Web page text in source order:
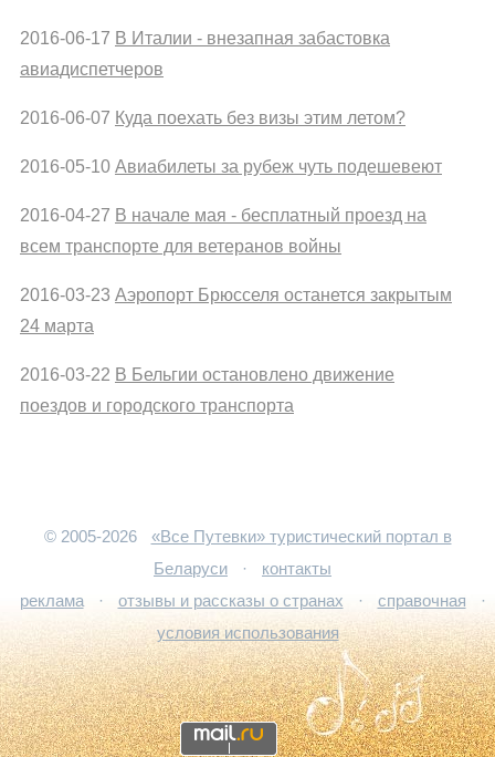
2016-06-17 В Италии - внезапная забастовка
авиадиспетчеров
2016-06-07 Куда поехать без визы этим летом?
2016-05-10 Авиабилеты за рубеж чуть подешевеют
2016-04-27 В начале мая - бесплатный проезд на
всем транспорте для ветеранов войны
2016-03-23 Аэропорт Брюсселя останется закрытым
24 марта
2016-03-22 В Бельгии остановлено движение
поездов и городского транспорта
© 2005-2026
«Все Путевки» туристический портал в
Беларуси
·
контакты
реклама
· отзывы и рассказы о странах · справочная
·
условия использования